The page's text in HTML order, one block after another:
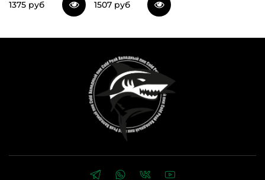
1375 руб
1507 руб